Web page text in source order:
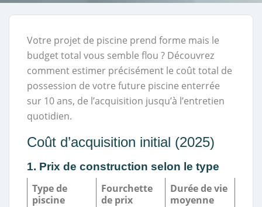
Votre projet de piscine prend forme mais le
budget total vous semble flou ? Découvrez
comment estimer précisément le coût total de
possession de votre future piscine enterrée
sur 10 ans, de l’acquisition jusqu’à l’entretien
quotidien.
Coût d’acquisition initial (2025)
1. Prix de construction selon le type
Type de
piscine
Fourchette
de prix
Durée de vie
moyenne